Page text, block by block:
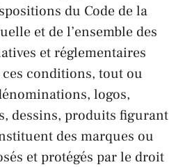
du Code de la
et de l’ensemble des
et réglementaires
conditions, tout ou
logos,
dessins, produits figurant
des marques ou
et protégés par le droit